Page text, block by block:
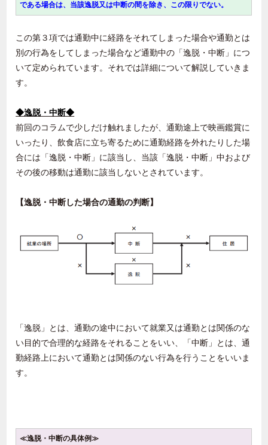
である場合は、当該逸脱又は中断の間を除き、この限りでない。
この第３項では通勤中に経路をそれてしまった場合や通勤とは
別の行為をしてしまった場合など通勤中の「逸脱・中断」につ
いて定められています。それでは詳細について解説していきま
す。
◆逸脱・中断◆
前回のコラムで少しだけ触れましたが、通勤途上で映画鑑賞に
いったり、飲食店に立ち寄るために通勤経路を外れたりした場
合には「逸脱・中断」に該当し、当該「逸脱・中断」中および
その後の移動は通勤に該当しないとされています。
【逸脱・中断した場合の通勤の判断】
「逸脱」とは、通勤の途中において就業又は通勤とは関係のな
い目的で合理的な経路をそれることをいい、「中断」とは、通
勤経路上において通勤とは関係のない行為を行うことをいいま
す。
≪逸脱・中断の具体例≫